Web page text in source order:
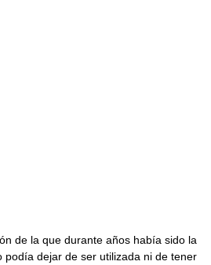
de la que durante años había sido la
podía dejar de ser utilizada ni de tener